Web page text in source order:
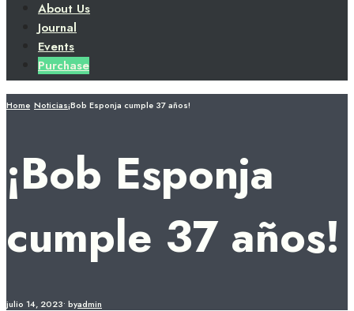
About Us
Journal
Events
Purchase
Home Noticias¡Bob Esponja cumple 37 años!
¡Bob Esponja
cumple 37 años!
julio 14, 2023• byadmin